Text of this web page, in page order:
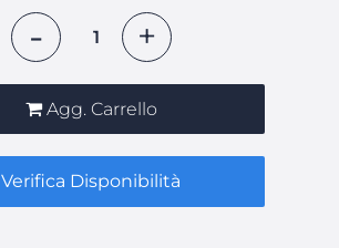
Agg. Carrello
Verifica Disponibilità